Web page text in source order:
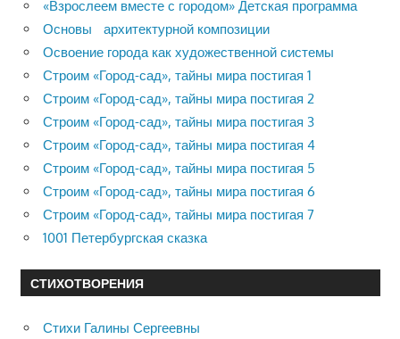
«Взрослеем вместе с городом» Детская программа
Основы архитектурной композиции
Освоение города как художественной системы
Строим «Город-сад», тайны мира постигая 1
Строим «Город-сад», тайны мира постигая 2
Строим «Город-сад», тайны мира постигая 3
Строим «Город-сад», тайны мира постигая 4
Строим «Город-сад», тайны мира постигая 5
Строим «Город-сад», тайны мира постигая 6
Строим «Город-сад», тайны мира постигая 7
1001 Петербургская сказка
СТИХОТВОРЕНИЯ
Стихи Галины Сергеевны